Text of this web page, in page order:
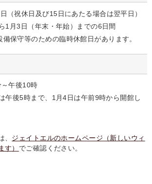
（祝休日及び15日にあたる場合は翌平日）
1月3日（年末・年始）までの6日間
保守等のための臨時休館日があります。
午後10時
午後5時まで、1月4日は午前9時から開館し
、 ジェイトエルのホームページ（新しいウィ
す） でご確認ください。